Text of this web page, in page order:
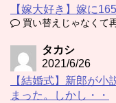
【嫁大好き】嫁に
買い替えじゃなくて
タカシ
2021/6/26
【結婚式】新郎が
まった。しかし・・